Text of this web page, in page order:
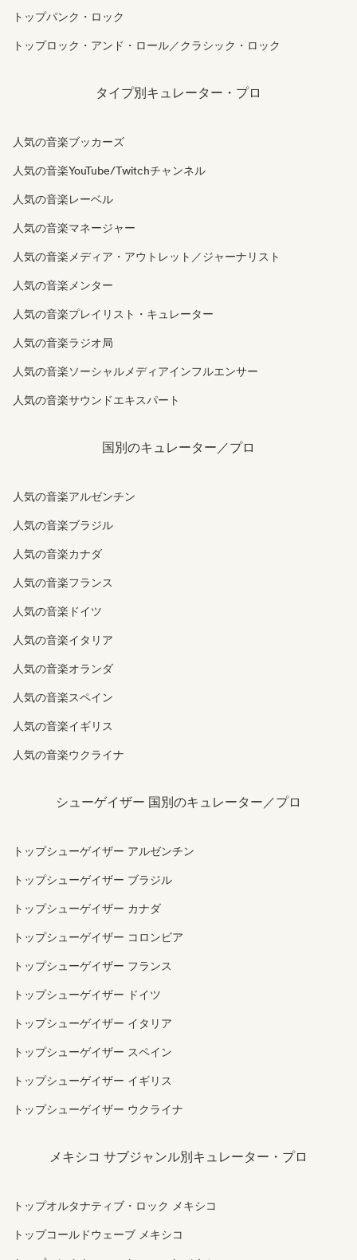
トップパンク・ロック
トップロック・アンド・ロール／クラシック・ロック
タイプ別キュレーター・プロ
人気の音楽ブッカーズ
人気の音楽YouTube/Twitchチャンネル
人気の音楽レーベル
人気の音楽マネージャー
人気の音楽メディア・アウトレット／ジャーナリスト
人気の音楽メンター
人気の音楽プレイリスト・キュレーター
人気の音楽ラジオ局
人気の音楽ソーシャルメディアインフルエンサー
人気の音楽サウンドエキスパート
国別のキュレーター／プロ
人気の音楽アルゼンチン
人気の音楽ブラジル
人気の音楽カナダ
人気の音楽フランス
人気の音楽ドイツ
人気の音楽イタリア
人気の音楽オランダ
人気の音楽スペイン
人気の音楽イギリス
人気の音楽ウクライナ
シューゲイザー 国別のキュレーター／プロ
トップシューゲイザー アルゼンチン
トップシューゲイザー ブラジル
トップシューゲイザー カナダ
トップシューゲイザー コロンビア
トップシューゲイザー フランス
トップシューゲイザー ドイツ
トップシューゲイザー イタリア
トップシューゲイザー スペイン
トップシューゲイザー イギリス
トップシューゲイザー ウクライナ
メキシコ サブジャンル別キュレーター・プロ
トップオルタナティブ・ロック メキシコ
トップコールドウェーブ メキシコ